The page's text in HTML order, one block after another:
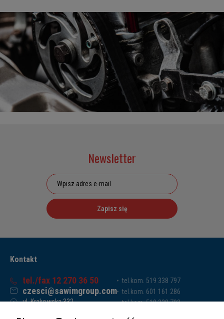
Newsletter
Zapisz się
Kontakt
tel./fax 12 270 36 50
czesci@sawimgroup.com
ul. Krakowska 332,
tel.kom. 519 338 797
tel.kom. 601 161 286
tel.kom. 519 338 793